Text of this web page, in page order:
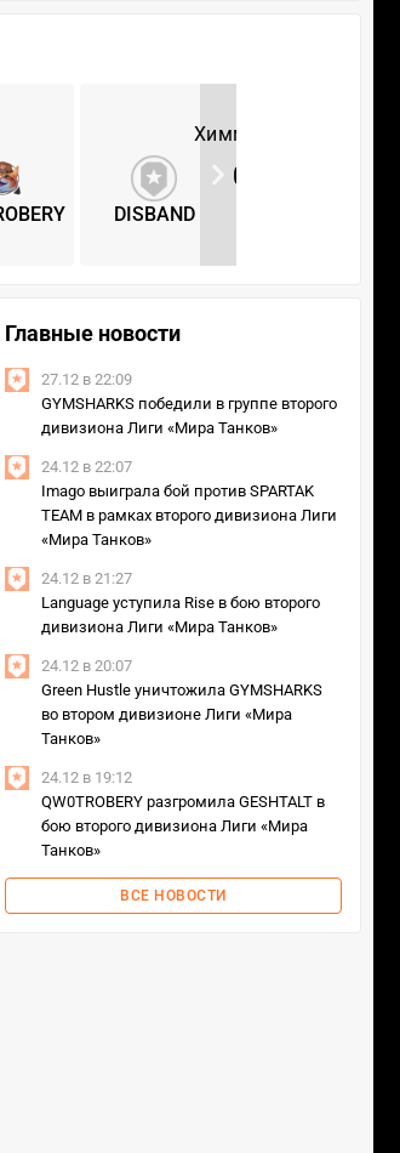
Химмельсдорф
DISBAND
0
Главные новости
27.12 в 22:09
GYMSHARKS победили в группе второго
дивизиона Лиги «Мира Танков»
24.12 в 22:07
Imago выиграла бой против SPARTAK
TEAM в рамках второго дивизиона Лиги
«Мира Танков»
24.12 в 21:27
Language уступила Rise в бою второго
дивизиона Лиги «Мира Танков»
24.12 в 20:07
Green Hustle уничтожила GYMSHARKS
во втором дивизионе Лиги «Мира
Танков»
24.12 в 19:12
QW0TROBERY разгромила GESHTALT в
бою второго дивизиона Лиги «Мира
Танков»
ВСЕ НОВОСТИ